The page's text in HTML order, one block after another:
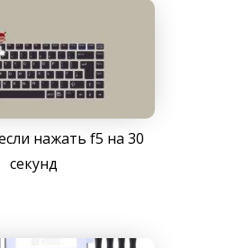
нажать f5 на 30
секунд